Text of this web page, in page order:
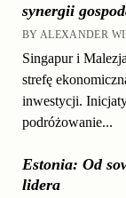
synergii
BY ALEXANDER
Singapur i
strefę
inwestycji.
podróżowanie...
Estonia: Od
lidera